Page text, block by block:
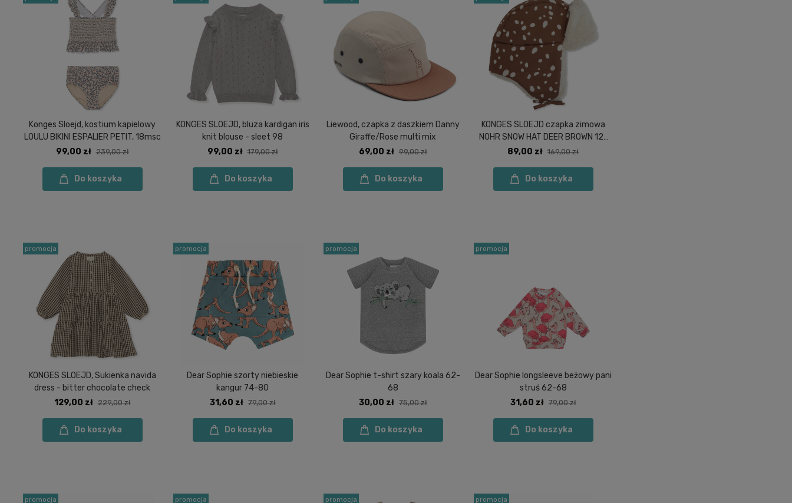
Konges Sloejd, kostium kapielowy
LOULU BIKINI ESPALIER PETIT, 18msc
99,00 zł 239,00 zł
Do koszyka
KONGES SLOEJD, bluza kardigan iris
knit blouse - sleet 98
99,00 zł 179,00 zł
Do koszyka
Liewood, czapka z daszkiem Danny
Giraffe/Rose multi mix
69,00 zł 99,00 zł
Do koszyka
KONGES SLOEJD czapka zimowa
NOHR SNOW HAT DEER BROWN 12-
18msc
89,00 zł 169,00 zł
Do koszyka
KONGES SLOEJD, Sukienka navida
dress - bitter chocolate check
129,00 zł 229,00 zł
Do koszyka
promocja
Dear Sophie szorty niebieskie
kangur 74-80
31,60 zł 79,00 zł
Do koszyka
promocja
Dear Sophie t-shirt szary koala 62-
68
30,00 zł 75,00 zł
Do koszyka
promocja
Dear Sophie longsleeve beżowy pani
struś 62-68
31,60 zł 79,00 zł
Do koszyka
promocja
promocja promocja promocja promocja